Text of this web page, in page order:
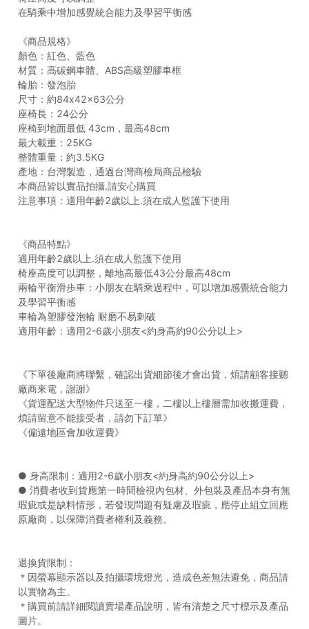
在騎乘中增加感覺統合能力及學習平衡感
《商品規格》
顏色：紅色、藍色
材質：高碳鋼車體、ABS高級塑膠車框
輪胎：發泡胎
尺寸：約84x42x63公分
座椅長：24公分
座椅到地面最低 43cm，最高48cm
最大載重：25KG
整體重量：約3.5KG
產地：台灣製造，通過台灣商檢局商品檢驗
本商品皆以實品拍攝.請安心購買
注意事項：適用年齡2歲以上.須在成人監護下使用
《商品特點》
適用年齡2歲以上.須在成人監護下使用
椅座高度可以調整，離地高最低43公分最高48cm
兩輪平衡滑步車：小朋友在騎乘過程中，可以增加感覺統合能力
及學習平衡感
車輪為塑膠發泡輪 耐磨不易刺破
適用年齡：適用2-6歲小朋友<約身高約90公分以上>
《下單後廠商將聯繫，確認出貨細節後才會出貨，煩請顧客接聽
廠商來電，謝謝》
《貨運配送大型物件只送至一樓，二樓以上樓層需加收搬運費，
煩請留意不能接受者，請勿下訂單》
《偏遠地區會加收運費》
● 身高限制：適用2-6歲小朋友<約身高約90公分以上>
● 消費者收到貨應第一時間檢視內包材、外包裝及產品本身有無
瑕疵或是缺料情形，若發現問題有疑慮及瑕疵，應停止組立回應
原廠商，以保障消費者權利及義務。
退換貨限制：
＊因螢幕顯示器以及拍攝環境燈光，造成色差無法避免，商品請
以實物為主。
＊購買前請詳細閱讀賣場產品說明，皆有清楚之尺寸標示及產品
圖片。